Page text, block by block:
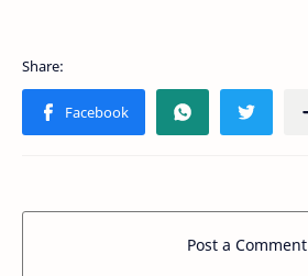
Post a Comment